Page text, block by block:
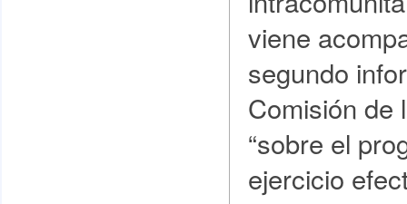
viene
segundo
Comisión de
“sobre el
ejercicio